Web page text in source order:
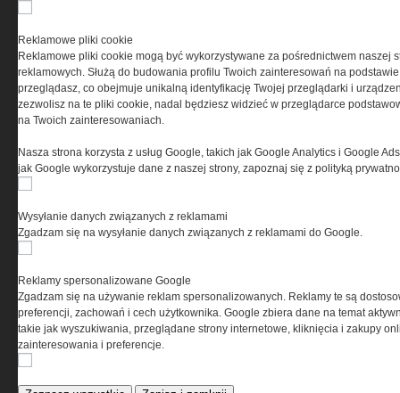
Ta witryna wykorzystuje pliki cookies do przechowywania
informacji na Twoim komputerze. Pliki cookies stosujemy
w celu świadczenia usług na najwyższym poziomie,
w tym w sposób dostosowany do indywidualnych potrzeb.
Korzystanie z witryny bez zmiany ustawień dotyczących
urządzeniu końcowym. W każdym momencie możesz
dokonać zmiany ustawień przeglądarki dotyczących
prywatnościorazinformacją o cookies
rozpowszechnianie artykułów zabronione. Korzystanie z serwisu i
Reklamowe pliki cookie
Reklamowe pliki cookie mogą być wykorzystywane za pośrednictwem naszej
reklamowych. Służą do budowania profilu Twoich zainteresowań na
przeglądasz, co obejmuje unikalną identyfikację Twojej przeglądarki i
zezwolisz na te pliki cookie, nadal będziesz widzieć w przeglądarce
na Twoich zainteresowaniach.
Nasza strona korzysta z usług Google, takich jak Google Analytics i Google
jak Google wykorzystuje dane z naszej strony, zapoznaj się z polityką
Wysyłanie danych związanych z reklamami
Zgadzam się na wysyłanie danych związanych z reklamami do Google.
Reklamy spersonalizowane Google
Zgadzam się na używanie reklam spersonalizowanych. Reklamy te są
preferencji, zachowań i cech użytkownika. Google zbiera dane na temat
takie jak wyszukiwania, przeglądane strony internetowe, kliknięcia i zakupy
zainteresowania i preferencje.